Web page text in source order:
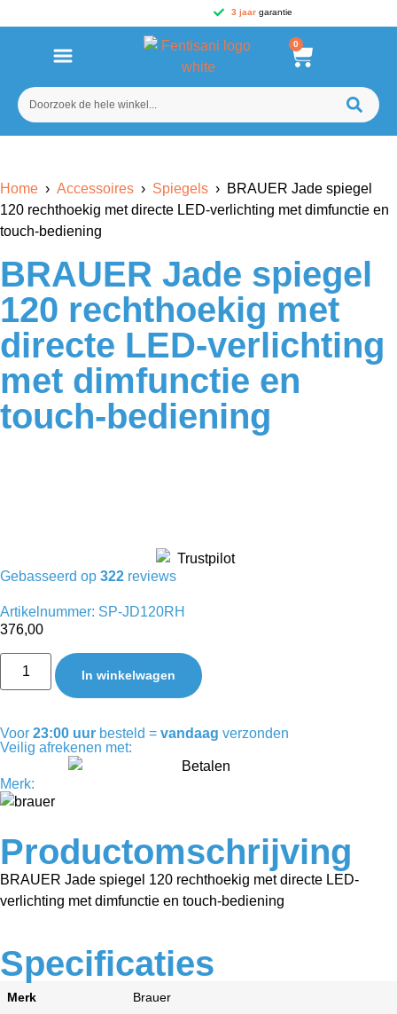
3 jaargarantie
0
Home › Accessoires › Spiegels › BRAUER Jade spiegel
120 rechthoekig met directe LED-verlichting met dimfunctie en
touch-bediening
BRAUER Jade spiegel
120 rechthoekig met
directe LED-verlichting
met dimfunctie en
touch-bediening
Gebasseerd op 322 reviews
Artikelnummer: SP-JD120RH
376,00
In winkelwagen
Voor 23:00 uur besteld = vandaag verzonden
Veilig afrekenen met:
Merk:
Productomschrijving
BRAUER Jade spiegel 120 rechthoekig met directe LED-
verlichting met dimfunctie en touch-bediening
Specificaties
Merk Brauer